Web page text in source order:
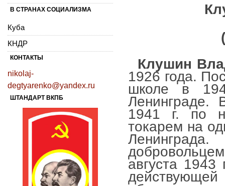
Клушин
1926 года.
школе в
Ленинграде.
1941 г. по
токарем на
августа
В СТРАНАХ СОЦИАЛИЗМА
Куба
КНДР
КОНТАКТЫ
nikolaj-
degtyarenko@yandex.ru
ШТАНДАРТ ВКПБ